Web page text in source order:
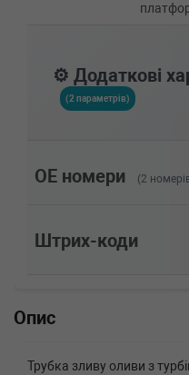
FORD
2.4
⚙️ Додаткові
(2 параметрів)
OE номери (2
Штрих-коди
Опис
Трубка зливу оливи з